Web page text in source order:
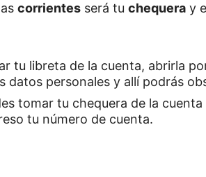
corrientesserá tu chequeray
tu libreta de la cuenta, abrirla
datos personales y allí podrás
tomar tu chequera de la
tu número de cuenta.